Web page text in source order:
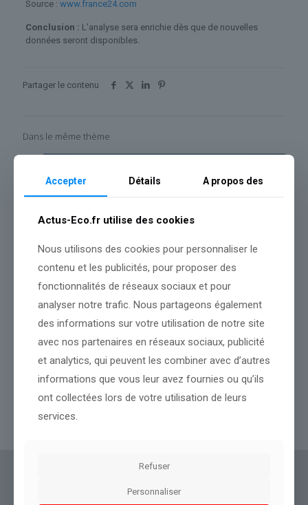
Source : www.france24.com
Conclusion : L’analyse sera enrichie dès que de nouvelles
données seront disponibles.
Partager le contenu
Dans le même thème
Espagne, Royaume-Uni… Il n’y a pas que la France qui est en
surchauffe à cause de la canicule
Lire l’article
informations politiques, géopolitiques et
Accepter Détails A propos des
Actus-Eco.fr utilise des cookies
Nous utilisons des cookies pour personnaliser le
contenu et les publicités, pour proposer des
fonctionnalités de réseaux sociaux et pour
analyser notre trafic. Nous partageons également
des informations sur votre utilisation de notre site
avec nos partenaires en réseaux sociaux, publicité
et analytics, qui peuvent les combiner avec d’autres
informations que vous leur avez fournies ou qu’ils
ont collectées lors de votre utilisation de leurs
services.
Refuser
Personnaliser